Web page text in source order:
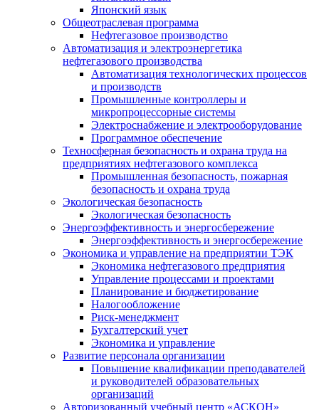
Японский язык
Общеотраслевая программа
Нефтегазовое производство
Автоматизация и электроэнергетика
нефтегазового производства
Автоматизация технологических процессов
и производств
Промышленные контроллеры и
микропроцессорные системы
Электроснабжение и электрооборудование
Программное обеспечение
Техносферная безопасность и охрана труда на
предприятиях нефтегазового комплекса
Промышленная безопасность, пожарная
безопасность и охрана труда
Экологическая безопасность
Экологическая безопасность
Энергоэффективность и энергосбережение
Энергоэффективность и энергосбережение
Экономика и управление на предприятии ТЭК
Экономика нефтегазового предприятия
Управление процессами и проектами
Планирование и бюджетирование
Налогообложение
Риск-менеджмент
Бухгалтерский учет
Экономика и управление
Развитие персонала организации
Повышение квалификации преподавателей
и руководителей образовательных
организаций
Авторизованный учебный центр «АСКОН»